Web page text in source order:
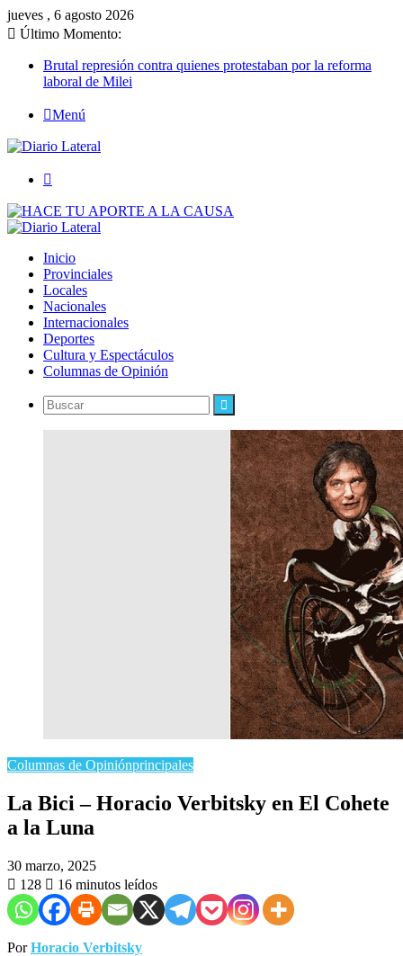
jueves , 6 agosto 2026
Último Momento:
Brutal represión contra quienes protestaban por la reforma
laboral de Milei
Menú
Inicio
Provinciales
Locales
Nacionales
Internacionales
Deportes
Cultura y Espectáculos
Columnas de Opinión
Buscar
Columnas de Opiniónprincipales
​La Bici – Horacio Verbitsky en El Cohete
a la Luna
30 marzo, 2025
128
16 minutos leídos
​PorHoracio Verbitsky